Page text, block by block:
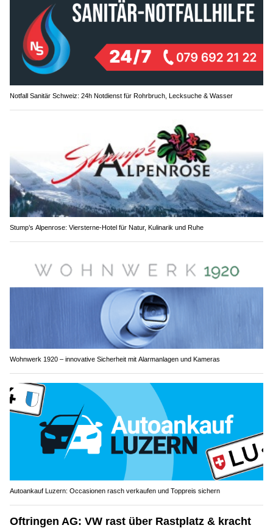
Notfall Sanitär Schweiz: 24h Notdienst für Rohrbruch, Lecksuche & Wasser
Stump’s Alpenrose: Viersterne-Hotel für Natur, Kulinarik und Ruhe
Wohnwerk 1920 – innovative Sicherheit mit Alarmanlagen und Kameras
Autoankauf Luzern: Occasionen rasch verkaufen und Toppreis sichern
Oftringen AG: VW rast über Rastplatz & kracht